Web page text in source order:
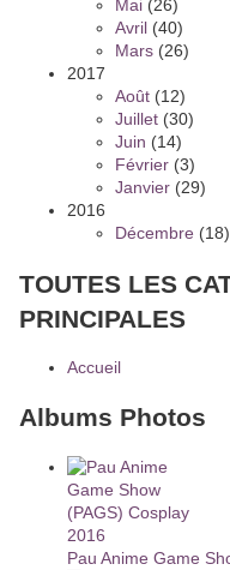
Mai (26)
Avril (40)
Mars (26)
2017
Août (12)
Juillet (30)
Juin (14)
Février (3)
Janvier (29)
2016
Décembre (18)
TOUTES LES
PRINCIPALES
Accueil
Albums Photos
Pau Anime Game